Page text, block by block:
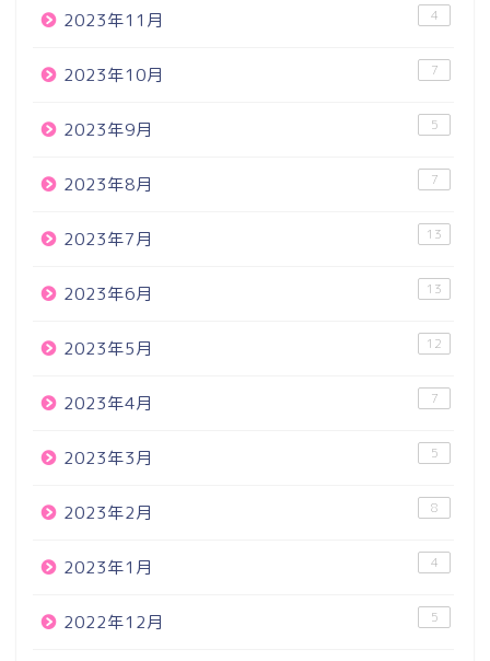
2023年11月 4
2023年10月 7
2023年9月 5
2023年8月 7
2023年7月 13
2023年6月 13
2023年5月 12
2023年4月 7
2023年3月 5
2023年2月 8
2023年1月 4
2022年12月 5